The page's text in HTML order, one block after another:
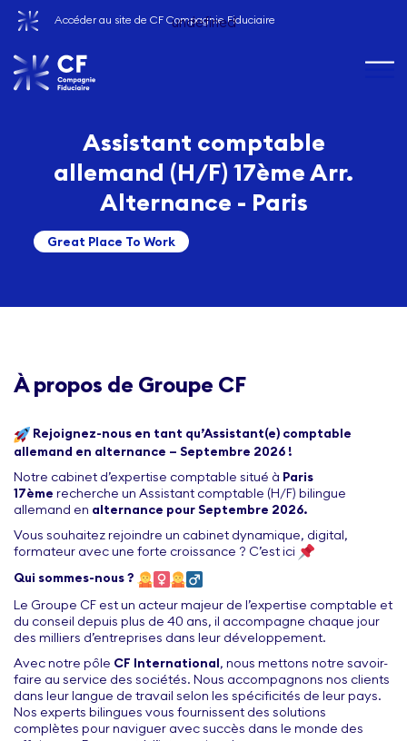
Accéder au site de CF Compagnie Fiduciaire
undefined
Assistant comptable
allemand (H/F) 17ème Arr.
Alternance - Paris
Great Place To Work
À propos de Groupe CF
Rejoignez-nous en tant qu’Assistant(e) comptable
allemand en alternance – Septembre 2026 !
Notre cabinet d’expertise comptable situé à Paris
17ème recherche un Assistant comptable (H/F) bilingue
allemand en alternance pour Septembre 2026.
Vous souhaitez rejoindre un cabinet dynamique, digital,
formateur avec une forte croissance ? C’est ici
Qui sommes-nous ?
Le Groupe CF est un acteur majeur de l’expertise comptable et
du conseil depuis plus de 40 ans, il accompagne chaque jour
des milliers d’entreprises dans leur développement.
Avec notre pôle CF International, nous mettons notre savoir-
faire au service des sociétés. Nous accompagnons nos clients
dans leur langue de travail selon les spécificités de leur pays.
Nos experts bilingues vous fournissent des solutions
complètes pour naviguer avec succès dans le monde des